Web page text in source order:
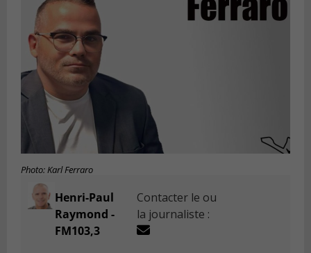
Photo: Karl Ferraro
Henri-Paul
Raymond -
FM103,3
Contacter le ou
la journaliste :